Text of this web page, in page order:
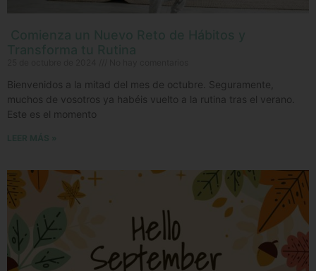
Bienvenidos a la mitad del mes de octubre. Seguramente,
muchos de vosotros ya habéis vuelto a la rutina tras el verano.
Este es el momento